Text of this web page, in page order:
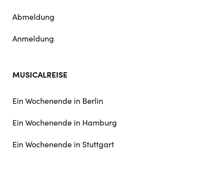
Abmeldung
Anmeldung
MUSICALREISE
Ein Wochenende in Berlin
Ein Wochenende in Hamburg
Ein Wochenende in Stuttgart